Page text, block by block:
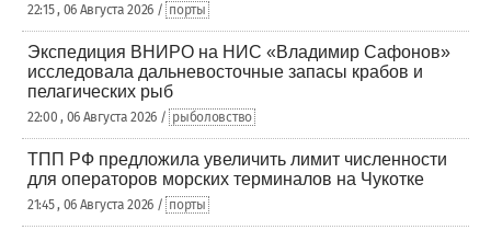
22:15 , 06 Августа 2026 / порты
Экспедиция ВНИРО на НИС «Владимир Сафонов»
исследовала дальневосточные запасы крабов и
пелагических рыб
22:00 , 06 Августа 2026 / рыболовство
ТПП РФ предложила увеличить лимит численности
для операторов морских терминалов на Чукотке
21:45 , 06 Августа 2026 / порты